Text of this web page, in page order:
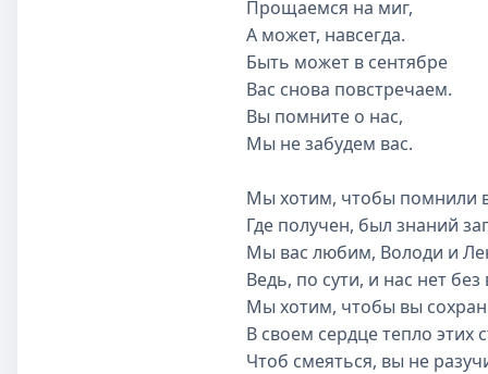
Прощаемся на миг,
А может, навсегда.
Быть может в сентябре
Вас снова повстречаем.
Вы помните о нас,
Мы не забудем вас.
Мы хотим, чтобы помнили
Где получен, был знаний
Мы вас любим, Володи и
Ведь, по сути, и нас нет без
Мы хотим, чтобы вы
В своем сердце тепло этих
Чтоб смеяться, вы не